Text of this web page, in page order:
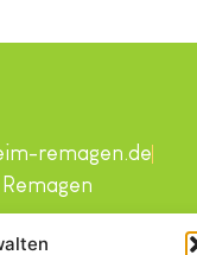
vorbehalten.
remagen.de